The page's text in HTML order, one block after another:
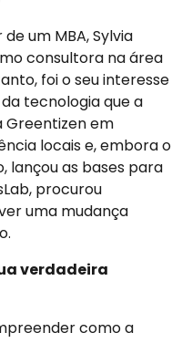
um MBA, Sylvia
consultora na área
foi o seu interesse
tecnologia que a
Greentizen em
locais e, embora o
lançou as bases para
procurou
uma mudança
verdadeira
como a